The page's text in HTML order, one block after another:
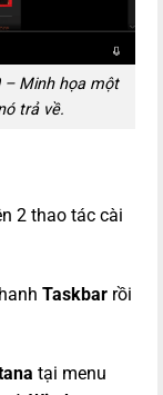
– Minh họa một
trả về.
2 thao tác cài
Taskbar rồi
tại menu